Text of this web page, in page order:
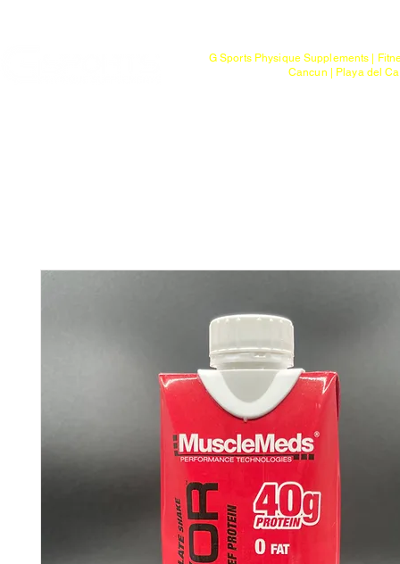
G Sports Physique Supplements |
Cancun | Playa del